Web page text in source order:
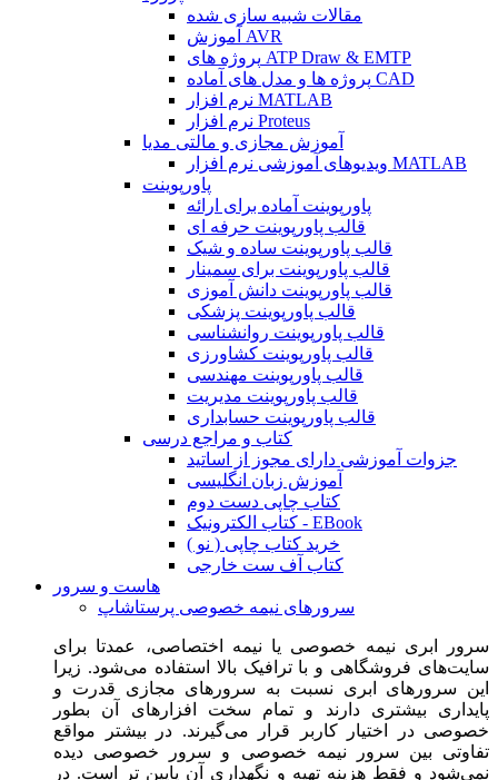
مقالات شبیه سازی شده
آموزش AVR
پروژه های ATP Draw & EMTP
پروژه ها و مدل های آماده CAD
نرم افزار MATLAB
نرم افزار Proteus
آموزش مجازی و مالتی مدیا
ویدیوهای آموزشی نرم افزار MATLAB
پاورپوینت
پاورپوینت آماده برای ارائه
قالب پاورپوینت حرفه ای
قالب پاورپوینت ساده و شیک
قالب پاورپوینت برای سمینار
قالب پاورپوینت دانش آموزی
قالب پاورپوینت پزشکی
قالب پاورپوینت روانشناسی
قالب پاورپوینت کشاورزی
قالب پاورپوینت مهندسی
قالب پاورپوینت مدیریت
قالب پاورپوینت حسابداری
کتاب و مراجع درسی
جزوات آموزشی دارای مجوز از اساتید
آموزش زبان انگلیسی
کتاب چاپی دست دوم
کتاب الکترونیک - EBook
خرید کتاب چاپی ( نو )
کتاب آف ست خارجی
هاست و سرور
سرورهای نیمه خصوصی پرستاشاپ
سرور ابری نیمه خصوصی یا نیمه اختصاصی، عمدتا برای
سایت‌های فروشگاهی و با ترافیک بالا استفاده می‌شود. زیرا
این سرورهای ابری نسبت به سرورهای مجازی قدرت و
پایداری بیشتری دارند و تمام سخت افزارهای آن بطور
خصوصی در اختیار کاربر قرار می‌گیرند. در بیشتر مواقع
تفاوتی بین سرور نیمه خصوصی و سرور خصوصی دیده
نمی‌شود و فقط هزینه تهیه و نگهداری آن پایین تر است. در